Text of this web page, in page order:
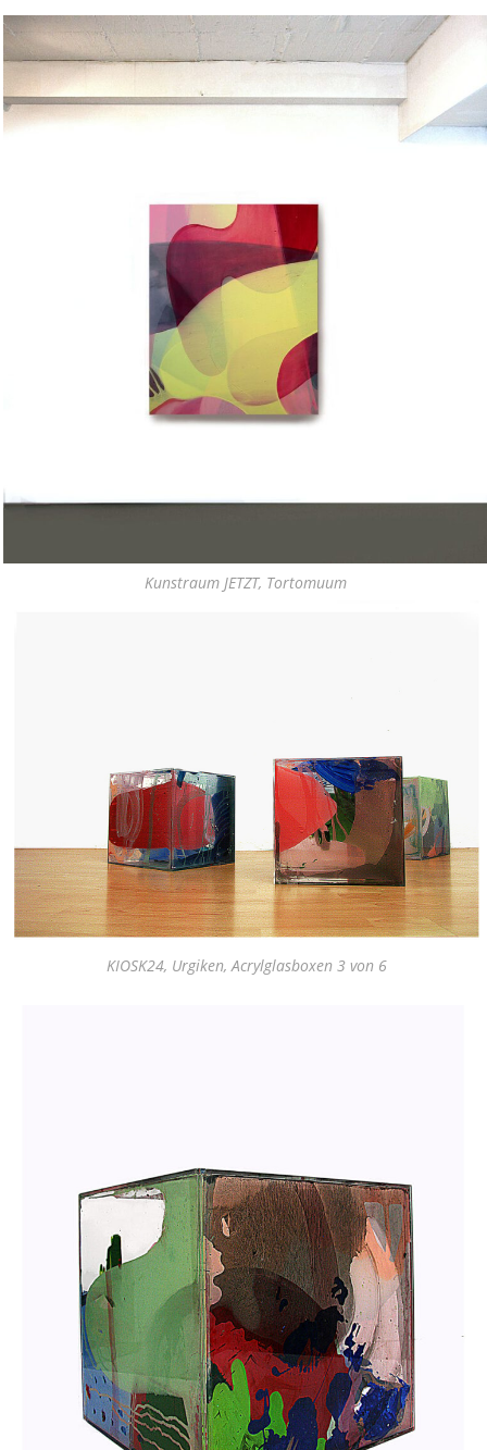
Kunstraum JETZT, Tortomuum
KIOSK24, Urgiken, Acrylglasboxen 3 von 6